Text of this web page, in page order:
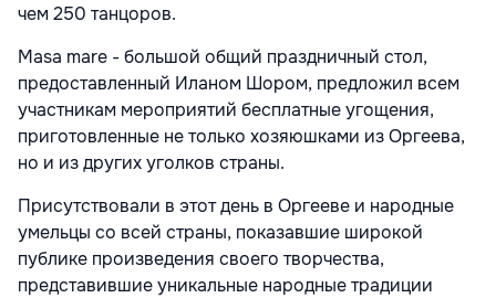
чем 250 танцоров.
Masa mare - большой общий праздничный стол,
предоставленный Иланом Шором, предложил всем
участникам мероприятий бесплатные угощения,
приготовленные не только хозяюшками из Оргеева,
но и из других уголков страны.
Присутствовали в этот день в Оргееве и народные
умельцы со всей страны, показавшие широкой
публике произведения своего творчества,
представившие уникальные народные традиции